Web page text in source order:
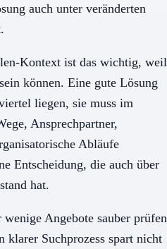
auch unter veränderten
Kontext ist das wichtig, weil
können. Eine gute Lösung
liegen, sie muss im
Ansprechpartner,
Abläufe
Entscheidung, die auch über
hat.
Angebote sauber prüfen
klarer Suchprozess spart nicht